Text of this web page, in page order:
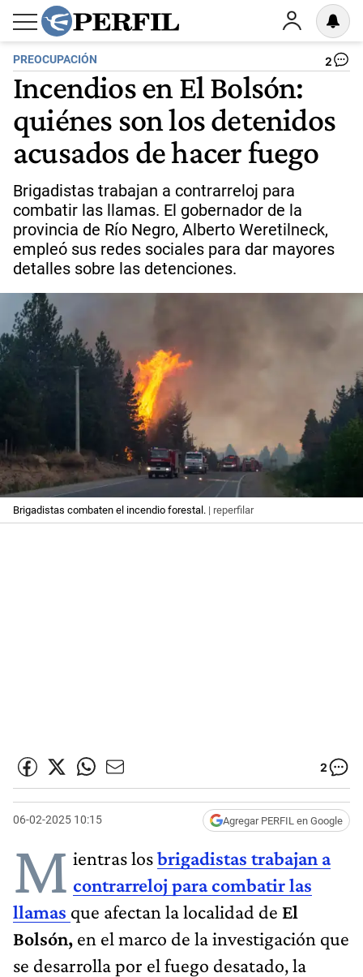
PREOCUPACIÓN 2
Incendios en El Bolsón:
quiénes son los detenidos
acusados de hacer fuego
Brigadistas trabajan a contrarreloj para
combatir las llamas. El gobernador de la
provincia de Río Negro, Alberto Weretilneck,
empleó sus redes sociales para dar mayores
detalles sobre las detenciones.
Brigadistas combaten el incendio forestal. | reperfilar
2
06-02-2025 10:15 Agregar PERFIL en Google
M ientras losbrigadistas trabajan a
contrarreloj para combatir las
llamas que afectan la localidad de El
Bolsón, en el marco de la investigación que
se desarrolla por el fuego desatado, la